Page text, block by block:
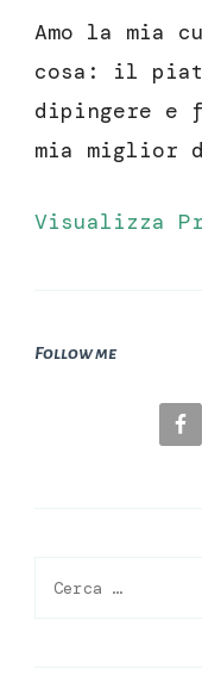
Amo la mia
cosa: il
dipingere e
mia miglior
Visualizza
Follow me
Ricerca